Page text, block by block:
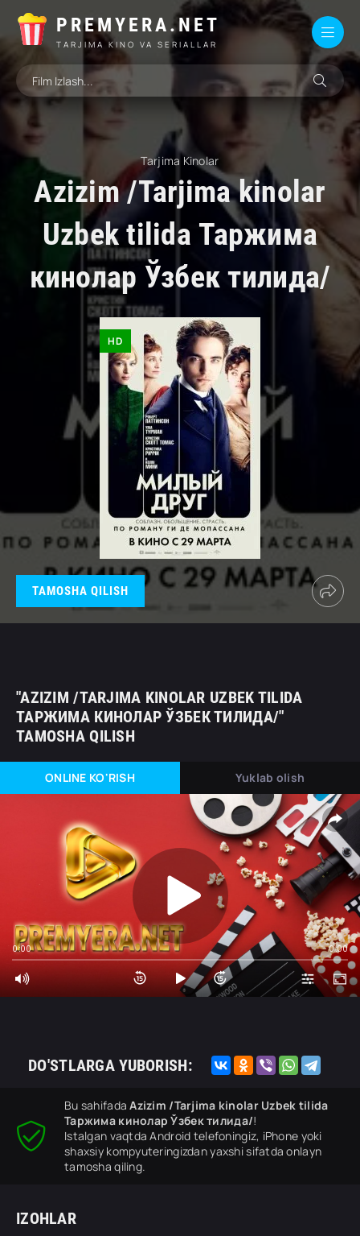
PREMYERA.NET
TARJIMA KINO VA SERIALLAR
Tarjima Kinolar
Azizim /Tarjima kinolar
Uzbek tilida Таржима
кинолар Ўзбек тилида/
HD
TAMOSHA QILISH
"AZIZIM /TARJIMA KINOLAR UZBEK TILIDA
ТАРЖИМА КИНОЛАР ЎЗБЕК ТИЛИДА/"
TAMOSHA QILISH
ONLINE KO'RISH Yuklab olish
0:00 0:00
DO'STLARGA YUBORISH:
Bu sahifadaAzizim /Tarjima kinolar Uzbek tilida
Таржима кинолар Ўзбек тилида/!
Istalgan vaqtda Android telefoningiz, iPhone yoki
shaxsiy kompyuteringizdan yaxshi sifatda onlayn
tamosha qiling.
IZOHLAR